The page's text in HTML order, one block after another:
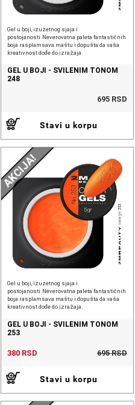
Gel u boji, izuzetnog sjaja i
postojanosti.Neverovatna paleta fantastičnih
boja rasplamsava maštu i dopušta da vaša
kreativnost dođe do izražaja.
GEL U BOJI - SVILENIM TONOM
248
695 RSD
Stavi u korpu
AKCIJA!
Gel u boji, izuzetnog sjaja i
postojanosti.Neverovatna paleta fantastičnih
boja rasplamsava maštu i dopušta da vaša
kreativnost dođe do izražaja.
GEL U BOJI - SVILENIM TONOM
253
380 RSD 695 RSD
Stavi u korpu